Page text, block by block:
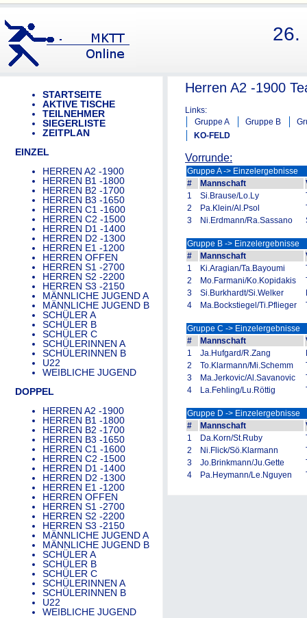
26.
STARTSEITE
AKTIVE TISCHE
TEILNEHMER
SIEGERLISTE
ZEITPLAN
EINZEL
HERREN A2 -1900
HERREN B1 -1800
HERREN B2 -1700
HERREN B3 -1650
HERREN C1 -1600
HERREN C2 -1500
HERREN D1 -1400
HERREN D2 -1300
HERREN E1 -1200
HERREN OFFEN
HERREN S1 -2700
HERREN S2 -2200
HERREN S3 -2150
MÄNNLICHE JUGEND A
MÄNNLICHE JUGEND B
SCHÜLER A
SCHÜLER B
SCHÜLER C
SCHÜLERINNEN A
SCHÜLERINNEN B
U22
WEIBLICHE JUGEND
DOPPEL
HERREN A2 -1900
HERREN B1 -1800
HERREN B2 -1700
HERREN B3 -1650
HERREN C1 -1600
HERREN C2 -1500
HERREN D1 -1400
HERREN D2 -1300
HERREN E1 -1200
HERREN OFFEN
HERREN S1 -2700
HERREN S2 -2200
HERREN S3 -2150
MÄNNLICHE JUGEND A
MÄNNLICHE JUGEND B
SCHÜLER A
SCHÜLER B
SCHÜLER C
SCHÜLERINNEN A
SCHÜLERINNEN B
U22
WEIBLICHE JUGEND
Herren A2 -1900
Links:
Gruppe A
Gruppe B
KO-FELD
Vorrunde:
Gruppe A -> Einzelergebnisse
#
Mannschaft
1
Si.Brause/Lo.Ly
2
Pa.Klein/Al.Psol
3
Ni.Erdmann/Ra.Sassano
Gruppe B -> Einzelergebnisse
#
Mannschaft
1
Ki.Aragian/Ta.Bayoumi
2
Mo.Farmani/Ko.Kopidakis
3
Si.Burkhardt/Si.Welker
4
Ma.Bockstiegel/Ti.Pflieger
Gruppe C -> Einzelergebnisse
#
Mannschaft
1
Ja.Hufgard/R.Zang
2
To.Klarmann/Mi.Schemm
3
Ma.Jerkovic/Al.Savanovic
4
La.Fehling/Lu.Röttig
Gruppe D -> Einzelergebnisse
#
Mannschaft
1
Da.Korn/St.Ruby
2
Ni.Flick/Sö.Klarmann
3
Jo.Brinkmann/Ju.Gette
4
Pa.Heymann/Le.Nguyen